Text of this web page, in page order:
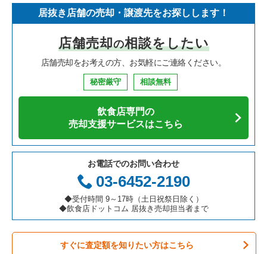
寿司の居抜き売却物件の案件一覧
焼肉の居抜き売却物件の案件一覧
鉄板焼き・お好み焼の居抜き売却物件の案件一覧
カフェの居抜き売却物件の案件一覧
テイクアウトの居抜き売却物件の案件一覧
お弁当・惣菜・デリの居抜き売却物件の案件一覧
カラオケ・パブ・スナックの居抜き売却物件の案件一覧
バーの居抜き売却物件の案件一覧
居酒屋・ダイニングバーの居抜き売却物件の案件一覧
神奈川県の飲食店の居抜き売却物件の案件一覧
大阪府の飲食店の居抜き売却物件の案件一覧
兵庫県の飲食店の居抜き売却物件の案件一覧
愛知県の飲食店の居抜き売却物件の案件一覧
岐阜県の飲食店の居抜き売却物件の案件一覧
三重県の飲食店の居抜き売却物件の案件一覧
新宿区の飲食店の居抜き売却物件の案件一覧
葛飾区の飲食店の居抜き売却物件の案件一覧
中央区の飲食店の居抜き売却物件の案件一覧
千代田区の飲食店の居抜き売却物件の案件一覧
港区の飲食店の居抜き売却物件の案件一覧
足立区の飲食店の居抜き売却物件の案件一覧
板橋区の飲食店の居抜き売却物件の案件一覧
台東区の飲食店の居抜き売却物件の案件一覧
練馬区の飲食店の居抜き売却物件の案件一覧
東京23区のイタリア料理の居抜き売却物件の案件一覧
東京23区の中華の居抜き売却物件の案件一覧
東京23区のそば・うどんの居抜き売却物件の案件一覧
東京23区の焼肉の居抜き売却物件の案件一覧
東京23区の鉄板焼き・お好み焼の居抜き売却物件の案件一覧
東京23区のアジア料理の居抜き売却物件の案件一覧
東京23区のカフェの居抜き売却物件の案件一覧
東京23区のテイクアウトの居抜き売却物件の案件一覧
東京23区のお弁当・惣菜・デリの居抜き売却物件の案件一覧
新宿区のフランス料理の居抜き売却物件の案件一覧
新宿区のイタリア料理の居抜き売却物件の案件一覧
新宿区の中華の居抜き売却物件の案件一覧
新宿区の寿司の居抜き売却物件の案件一覧
新宿区の焼肉の居抜き売却物件の案件一覧
新宿区の鉄板焼き・お好み焼の居抜き売却物件の案件一覧
新宿区のアジア料理の居抜き売却物件の案件一覧
新宿区のカフェの居抜き売却物件の案件一覧
新宿区のテイクアウトの居抜き売却物件の案件一覧
居抜き店舗の売却・譲渡先をお探しします！
店舗売却の相談をしたい
店舗売却をお考えの方、お気軽にご連絡ください。
秘密厳守 相談無料
飲食店専門の
売却支援サービスはこちら
お電話でのお問い合わせ
03-6452-2190
◆受付時間 9～17時（土日祝祭日除く）
◆飲食店ドットコム 居抜き売却担当者まで
すぐに査定額を知りたい方はこちら